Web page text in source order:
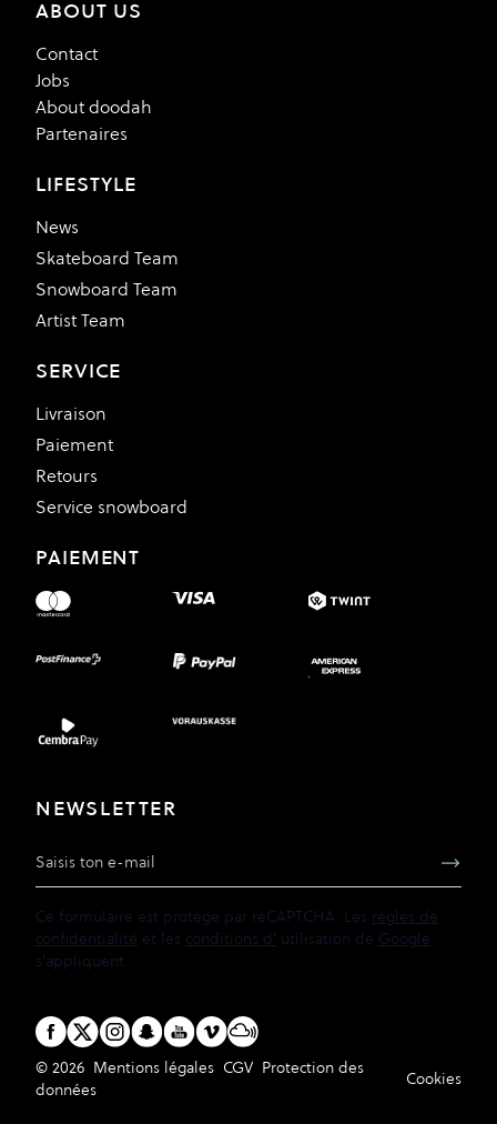
ABOUT US
Contact
Jobs
About doodah
Partenaires
LIFESTYLE
News
Skateboard Team
Snowboard Team
Artist Team
SERVICE
Livraison
Paiement
Retours
Service snowboard
PAIEMENT
NEWSLETTER
Adresse e-mail
Ce formulaire est protégé par reCAPTCHA. Les règles de
confidentialité et les conditions d' utilisation de Google
s'appliquent.
© 2026 Mentions légales CGV Protection des
données
Cookies